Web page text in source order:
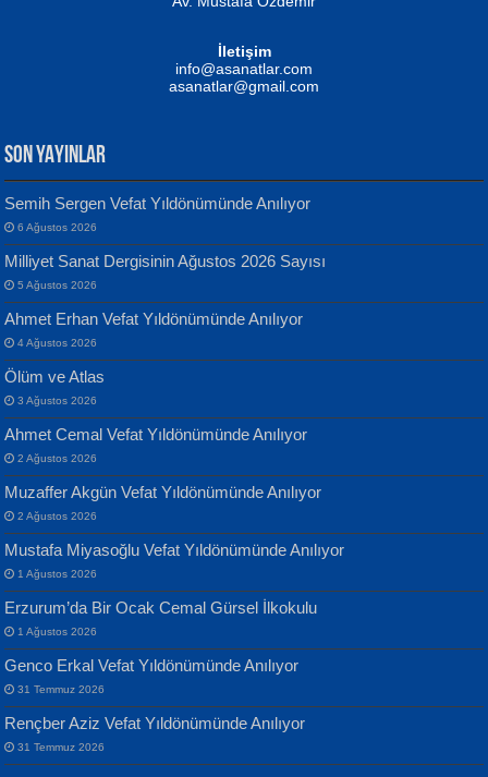
MUSTAFA KELOĞLU
Yarına İz Bırakmak...
ATİLLA ÖZEN
Sultan Olmadan Önce Eyüp...
EKREM KARABABA
Yılmaz Ekinci
Geceye Söylenen...
Banu Sancak
Defterimden İçeri...
İsmail Aydos
İnkisar...
İletişim
info@asanatlar.com
asanatlar@gmail.com
SON YAYINLAR
Semih Sergen Vefat Yıldönümünde Anılıyor
6 Ağustos 2026
Milliyet Sanat Dergisinin Ağustos 2026 Sayısı
5 Ağustos 2026
Ahmet Erhan Vefat Yıldönümünde Anılıyor
4 Ağustos 2026
Ölüm ve Atlas
3 Ağustos 2026
Ahmet Cemal Vefat Yıldönümünde Anılıyor
2 Ağustos 2026
Muzaffer Akgün Vefat Yıldönümünde Anılıyor
2 Ağustos 2026
Mustafa Miyasoğlu Vefat Yıldönümünde Anılıyor
1 Ağustos 2026
Erzurum’da Bir Ocak Cemal Gürsel İlkokulu
1 Ağustos 2026
Genco Erkal Vefat Yıldönümünde Anılıyor
31 Temmuz 2026
Rençber Aziz Vefat Yıldönümünde Anılıyor
31 Temmuz 2026